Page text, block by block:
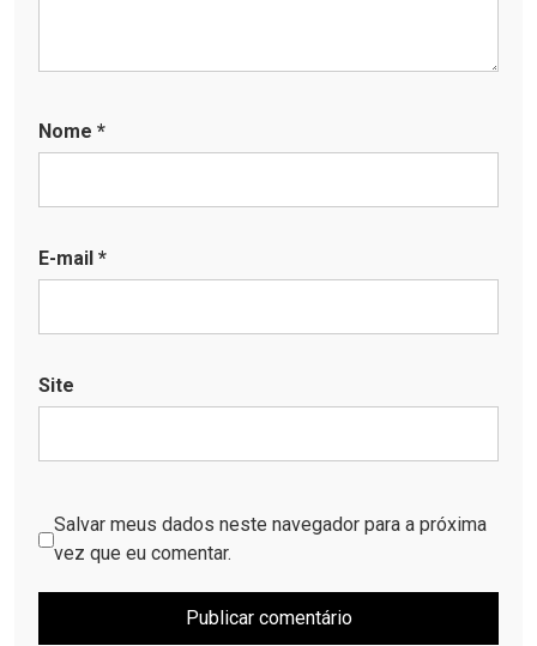
Nome *
E-mail *
Site
Salvar meus dados neste navegador para a próxima
vez que eu comentar.